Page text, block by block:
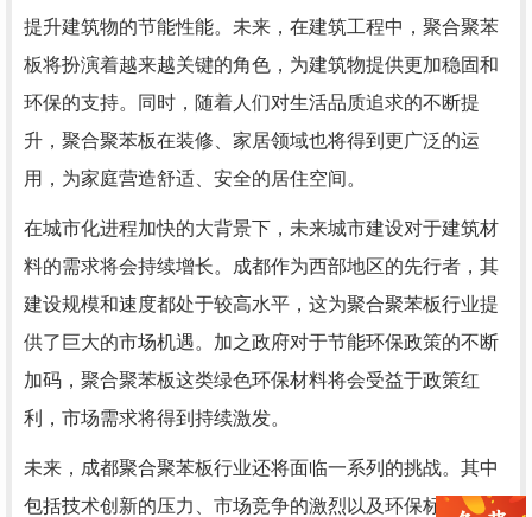
提升建筑物的节能性能。未来，在建筑工程中，聚合聚苯
板将扮演着越来越关键的角色，为建筑物提供更加稳固和
环保的支持。同时，随着人们对生活品质追求的不断提
升，聚合聚苯板在装修、家居领域也将得到更广泛的运
用，为家庭营造舒适、安全的居住空间。
在城市化进程加快的大背景下，未来城市建设对于建筑材
料的需求将会持续增长。成都作为西部地区的先行者，其
建设规模和速度都处于较高水平，这为聚合聚苯板行业提
供了巨大的市场机遇。加之政府对于节能环保政策的不断
加码，聚合聚苯板这类绿色环保材料将会受益于政策红
利，市场需求将得到持续激发。
未来，成都聚合聚苯板行业还将面临一系列的挑战。其中
包括技术创新的压力、市场竞争的激烈以及环保标准的提